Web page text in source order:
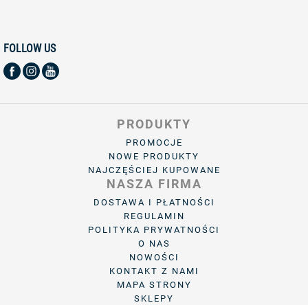
FOLLOW US
PRODUKTY
PROMOCJE
NOWE PRODUKTY
NAJCZĘŚCIEJ KUPOWANE
NASZA FIRMA
DOSTAWA I PŁATNOŚCI
REGULAMIN
POLITYKA PRYWATNOŚCI
O NAS
NOWOŚCI
KONTAKT Z NAMI
MAPA STRONY
SKLEPY